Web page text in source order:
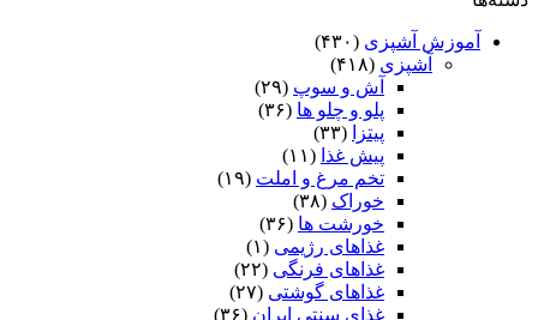
آموزش آشپزی (۴۳۰)
آشپزی (۴۱۸)
آش و سوپ (۲۹)
پلو و چلو ها (۳۶)
پیتزا
(۳۳)
پیش غذا (۱۱)
تخم مرغ و املت (۱۹)
خوراک (۳۸)
خورشت ها (۳۶)
غذاهای رژیمی (۱)
غذاهای فرنگی (۲۲)
غذاهای گوشتی (۲۷)
غذای سنتی ایران (۳۶)